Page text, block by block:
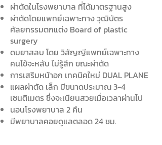
ผ่าตัดในโรงพยาบาล ที่ได้มาตรฐานสูง
ผ่าตัดโดยแพทย์เฉพาะทาง วุฒิบัตร
ศัลยกรรมตกแต่ง Board of plastic
surgery
ดมยาสลบ โดย วิสัญญีแพทย์เฉพาะทาง
คนไข้จะหลับ ไม่รู้สึก ขณะผ่าตัด
การเสริมหน้าอก เทคนิคใหม่ DUAL PLANE
แผลผ่าตัด เล็ก มีขนาดประมาณ 3-4
เซนติเมตร ซึ่งจะเนียนสวยเมื่อเวลาผ่านไป
นอนโรงพยาบาล 2 คืน
​มีพยาบาลคอยดูแลตลอด 24 ชม.